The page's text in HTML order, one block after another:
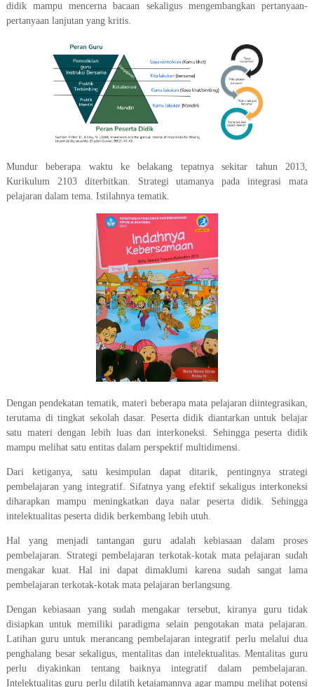
didik mampu mencerna bacaan sekaligus mengembangkan pertanyaan-
pertanyaan lanjutan yang kritis.
Mundur beberapa waktu ke belakang tepatnya sekitar tahun 2013,
Kurikulum 2103 diterbitkan. Strategi utamanya pada integrasi mata
pelajaran dalam tema. Istilahnya tematik.
Dengan pendekatan tematik, materi beberapa mata pelajaran diintegrasikan,
terutama di tingkat sekolah dasar. Peserta didik diantarkan untuk belajar
satu materi dengan lebih luas dan interkoneksi. Sehingga peserta didik
mampu melihat satu entitas dalam perspektif multidimensi.
Dari ketiganya, satu kesimpulan dapat ditarik, pentingnya strategi
pembelajaran yang integratif. Sifatnya yang efektif sekaligus interkoneksi
diharapkan mampu meningkatkan daya nalar peserta didik. Sehingga
intelektualitas peserta didik berkembang lebih utuh.
Hal yang menjadi tantangan guru adalah kebiasaan dalam proses
pembelajaran. Strategi pembelajaran terkotak-kotak mata pelajaran sudah
mengakar kuat. Hal ini dapat dimaklumi karena sudah sangat lama
pembelajaran terkotak-kotak mata pelajaran berlangsung.
Dengan kebiasaan yang sudah mengakar tersebut, kiranya guru tidak
disiapkan untuk memiliki paradigma selain pengotakan mata pelajaran.
Latihan guru untuk merancang pembelajaran integratif perlu melalui dua
penghalang besar sekaligus, mentalitas dan intelektualitas. Mentalitas guru
perlu diyakinkan tentang baiknya integratif dalam pembelajaran.
Intelektualitas guru perlu dilatih ketajamannya agar mampu melihat potensi